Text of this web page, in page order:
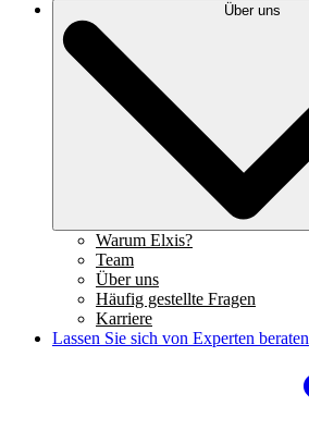
Über uns
Warum Elxis?
Team
Über uns
Häufig gestellte Fragen
Karriere
Lassen Sie sich von Experten beraten